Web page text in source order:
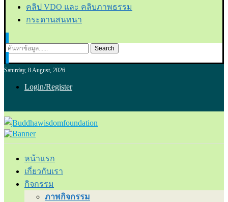
คลิป VDO และ คลิบภาพธรรม
กระดานสนทนา
Search
Saturday, 8 August, 2026
Login/Register
หน้าแรก
เกี่ยวกับเรา
กิจกรรม
ภาพกิจกรรม